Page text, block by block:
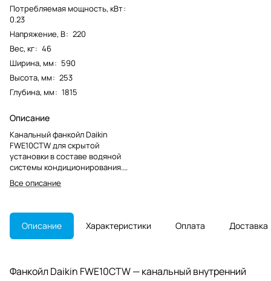
Потребляемая мощность, кВт:
0.23
Напряжение, В: 220
Вес, кг: 46
Ширина, мм: 590
Высота, мм: 253
Глубина, мм: 1815
Описание
Канальный фанкойл Daikin
FWE10CTW для скрытой
установки в составе водяной
системы кондиционирования.
Подходит для коммерческих
помещений и замены в
Все описание
Описание Характеристики Оплата Доставка
Фанкойл Daikin FWE10CTW — канальный внутренний